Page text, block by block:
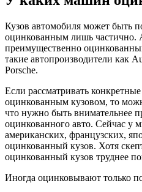
Кузов автомобиля может быть
оцинкованным лишь частично.
преимущественно
такие автопроизводители как
Porsche.
Если рассматривать
оцинкованным кузовом, то
что нужно быть внимательнее
оцинкованного авто. Сейчас у
американских, французских,
оцинкованный кузов. Хотя
оцинкованный кузов труднее
Иногда оцинковывают только